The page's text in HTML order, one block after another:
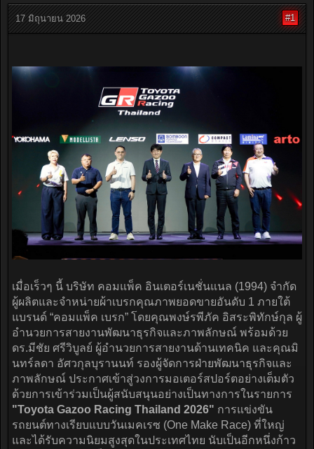
17 มิถุนายน 2026 #1
เมื่อเร็วๆ นี้ บริษัท คอมแพ็ค อินเตอร์เนชั่นแนล (1994) จำกัด
ผู้ผลิตและจำหน่ายผ้าเบรกคุณภาพยอดขายอันดับ 1 ภายใต้
แบรนด์ “คอมแพ็ค เบรก” โดยคุณพงษ์รพีภัค อิสระพิทักษ์กุล ผู้
อำนวยการสายงานพัฒนาธุรกิจและภาพลักษณ์ พร้อมด้วย
ดร.มีชัย ศรีวิบูลย์ ผู้อำนวยการสายงานด้านเทคนิค และคุณมิ
นทร์ลดา อัศวกุลบุรานนท์ รองผู้จัดการฝ่ายพัฒนาธุรกิจและ
ภาพลักษณ์ ประกาศเข้าสู่วงการมอเตอร์สปอร์ตอย่างเต็มตัว
ด้วยการเข้าร่วมเป็นผู้สนับสนุนอย่างเป็นทางการในรายการ
"Toyota Gazoo Racing Thailand 2026" การแข่งขัน
รถยนต์ทางเรียบแบบวันเมคเรซ (One Make Race) ที่ใหญ่
และได้รับความนิยมสูงสุดในประเทศไทย นับเป็นอีกหนึ่งก้าว